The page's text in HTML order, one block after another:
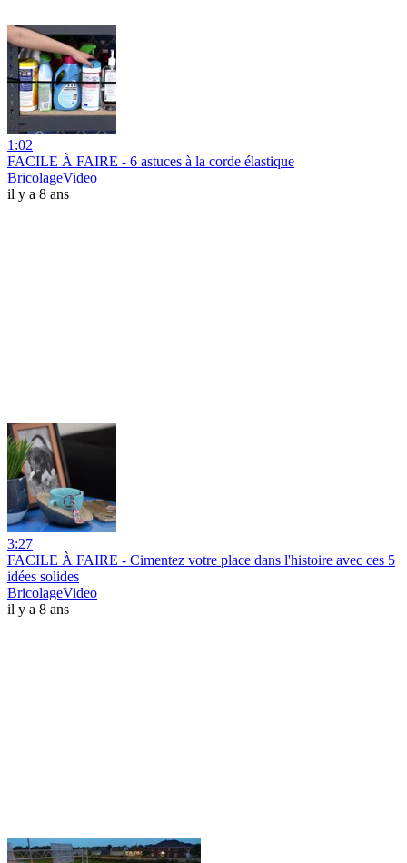
1:02
FACILE À FAIRE - 6 astuces à la corde élastique
BricolageVideo
il y a 8 ans
3:27
FACILE À FAIRE - Cimentez votre place dans l'histoire avec ces 5
idées solides
BricolageVideo
il y a 8 ans